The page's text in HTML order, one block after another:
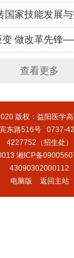
等奖
国家技能发展
新创业赛项喜
变 做改革先锋
移动思政课”
查看更多
版权：益阳医学
宾东路516号 0737-
4227752（招生处）
湘ICP备
43090302000112
电脑版
返回主站